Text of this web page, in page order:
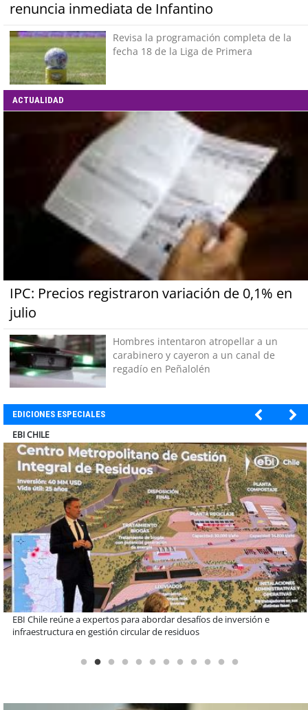
renuncia inmediata de Infantino
Revisa la programación completa de la
fecha 18 de la Liga de Primera
ACTUALIDAD
IPC: Precios registraron variación de 0,1% en
julio
Hombres intentaron atropellar a un
carabinero y cayeron a un canal de
regadío en Peñalolén
EDICIONES ESPECIALES
SOPRAVAL
Más de 1.600 alumnos han sido parte de programa Súper Sano de
Sopraval en lo que va del año